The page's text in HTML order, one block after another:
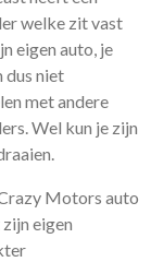
welke zit vast
eigen auto, je
dus niet
met andere
Wel kun je zijn
Motors auto
eigen